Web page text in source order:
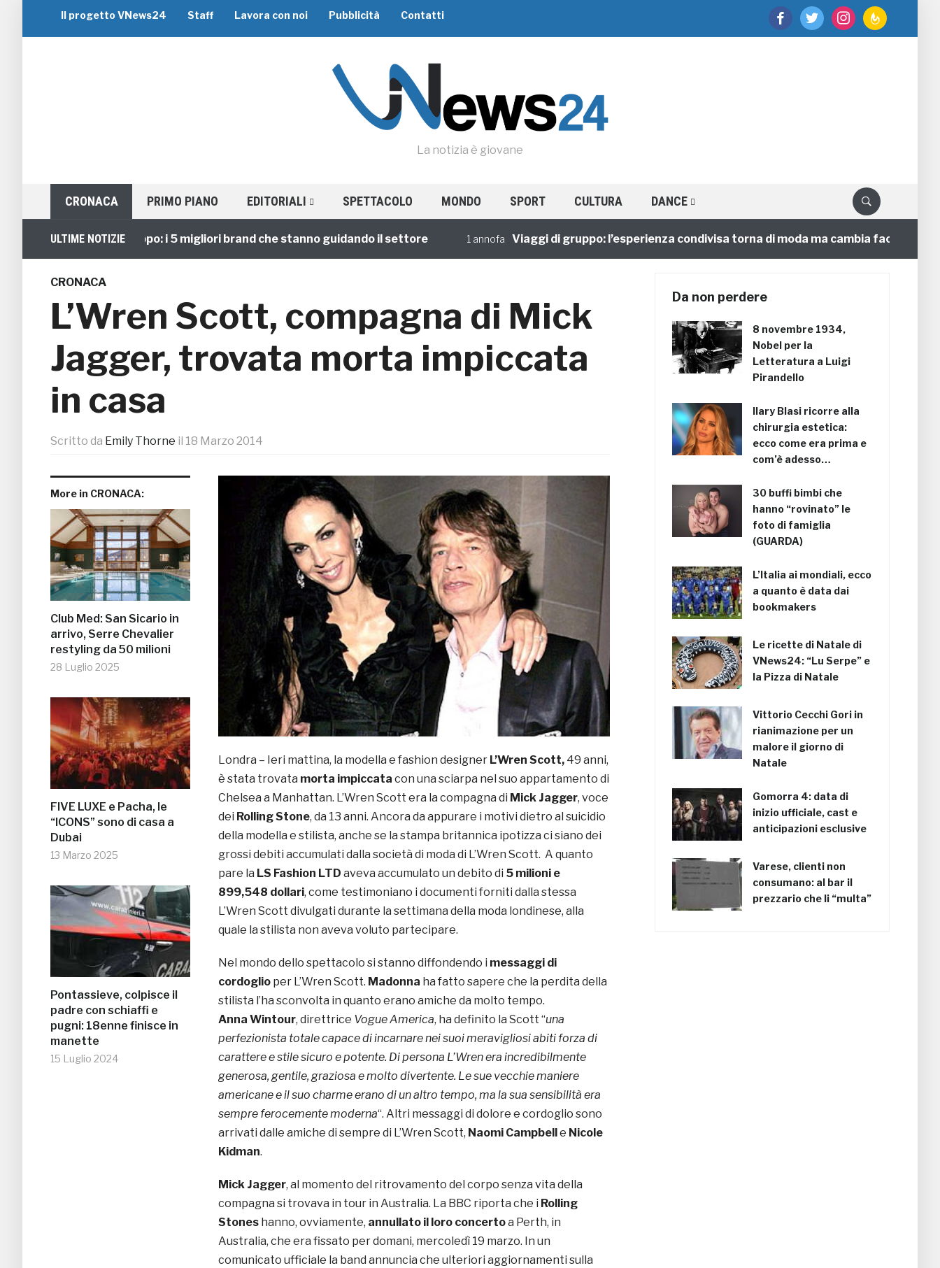
facebooktwitter instagramfeedburner
Il progetto VNews24 Staff Lavora con noi Pubblicità Contatti
La notizia è giovane
CRONACA PRIMO PIANO EDITORIALI SPETTACOLO MONDO SPORT CULTURA DANCE
ULTIME NOTIZIE
Viaggi di Gruppo: i 5 migliori brand che stanno guidando il settore 1 annofa Viaggi di gruppo: l’esperienza condivisa torna di moda ma cambia faccia
CRONACA
L’Wren Scott, compagna di Mick
Jagger, trovata morta impiccata
in casa
Scritto da Emily Thorne il 18 Marzo 2014
More in CRONACA:
Club Med: San Sicario in
arrivo, Serre Chevalier
restyling da 50 milioni
28 Luglio 2025
FIVE LUXE e Pacha, le
“ICONS” sono di casa a
Dubai
13 Marzo 2025
Pontassieve, colpisce il
padre con schiaffi e
pugni: 18enne finisce in
manette
15 Luglio 2024
Londra – Ieri mattina, la modella e fashion designer L’Wren Scott, 49 anni,
è stata trovata morta impiccata con una sciarpa nel suo appartamento di
Chelsea a Manhattan. L’Wren Scott era la compagna di Mick Jagger, voce
dei Rolling Stone, da 13 anni. Ancora da appurare i motivi dietro al suicidio
della modella e stilista, anche se la stampa britannica ipotizza ci siano dei
grossi debiti accumulati dalla società di moda di L’Wren Scott. A quanto
pare la LS Fashion LTD aveva accumulato un debito di 5 milioni e
899,548 dollari, come testimoniano i documenti forniti dalla stessa
L’Wren Scott divulgati durante la settimana della moda londinese, alla
quale la stilista non aveva voluto partecipare.
Nel mondo dello spettacolo si stanno diffondendo i messaggi di
cordoglio per L’Wren Scott. Madonna ha fatto sapere che la perdita della
stilista l’ha sconvolta in quanto erano amiche da molto tempo.
Anna Wintour, direttrice Vogue America, ha definito la Scott “una
perfezionista totale capace di incarnare nei suoi meravigliosi abiti forza di
carattere e stile sicuro e potente. Di persona L’Wren era incredibilmente
generosa, gentile, graziosa e molto divertente. Le sue vecchie maniere
americane e il suo charme erano di un altro tempo, ma la sua sensibilità era
sempre ferocemente moderna“. Altri messaggi di dolore e cordoglio sono
arrivati dalle amiche di sempre di L’Wren Scott, Naomi Campbell e Nicole
Kidman.
Mick Jagger, al momento del ritrovamento del corpo senza vita della
compagna si trovava in tour in Australia. La BBC riporta che i Rolling
Stones hanno, ovviamente, annullato il loro concertoa Perth, in
Australia, che era fissato per domani, mercoledì 19 marzo. In un
comunicato ufficiale la band annuncia che ulteriori aggiornamenti sulla
Da non perdere
8 novembre 1934,
Nobel per la
Letteratura a Luigi
Pirandello
Ilary Blasi ricorre alla
chirurgia estetica:
ecco come era prima e
com’è adesso…
30 buffi bimbi che
hanno “rovinato” le
foto di famiglia
(GUARDA)
L’Italia ai mondiali, ecco
a quanto è data dai
bookmakers
Le ricette di Natale di
VNews24: “Lu Serpe” e
la Pizza di Natale
Vittorio Cecchi Gori in
rianimazione per un
malore il giorno di
Natale
Gomorra 4: data di
inizio ufficiale, cast e
anticipazioni esclusive
Varese, clienti non
consumano: al bar il
prezzario che li “multa”